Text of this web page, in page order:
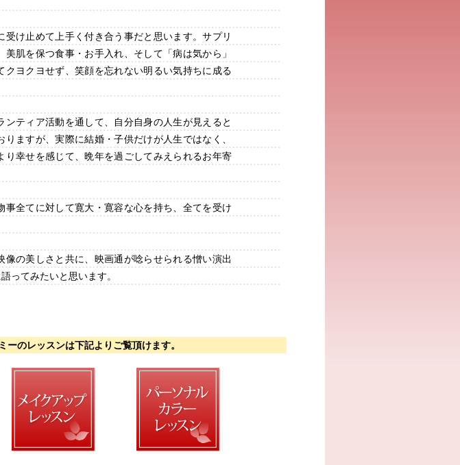
受け止めて上手く付き合う事だと思います。サプリ
美肌を保つ食事・お手入れ、そして「病は気から」
クヨクヨせず、笑顔を忘れない明るい気持ちに成る
ンティア活動を通して、自分自身の人生が見えると
ますが、実際に結婚・子供だけが人生ではなく、
り幸せを感じて、晩年を過ごしてみえられるお年寄
事全てに対して寛大・寛容な心を持ち、全てを受け
像の美しさと共に、映画通が唸らせられる憎い演出
ってみたいと思います。
ーのレッスンは下記よりご覧頂けます。